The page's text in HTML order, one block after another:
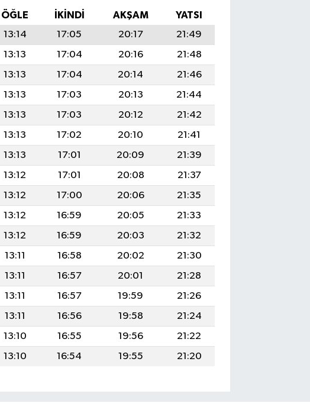
ÖĞLE İKINDI AKŞAM
YATSI
13:14 17:05 20:17
21:49
13:13 17:04 20:16
21:48
13:13 17:04 20:14
21:46
13:13 17:03 20:13
21:44
13:13 17:03 20:12
21:42
13:13 17:02 20:10
21:41
13:13 17:01 20:09
21:39
13:12 17:01 20:08
21:37
13:12 17:00 20:06
21:35
13:12 16:59 20:05
21:33
13:12 16:59 20:03
21:32
13:11 16:58 20:02
21:30
13:11 16:57 20:01
21:28
13:11 16:57 19:59
21:26
13:11 16:56 19:58
21:24
13:10 16:55 19:56
21:22
13:10 16:54 19:55 21:20